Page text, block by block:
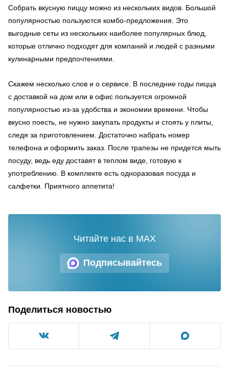
Собрать вкусную пиццу можно из нескольких видов. Большой
популярностью пользуются комбо-предложения. Это
выгодные сеты из нескольких наиболее популярных блюд,
которые отлично подходят для компаний и людей с разными
кулинарными предпочтениями.
Скажем несколько слов и о сервисе. В последние годы пицца
с доставкой на дом или в офис пользуется огромной
популярностью из-за удобства и экономии времени. Чтобы
вкусно поесть, не нужно закупать продукты и стоять у плиты,
следя за приготовлением. Достаточно набрать номер
телефона и оформить заказ. После трапезы не придется мыть
посуду, ведь еду доставят в теплом виде, готовую к
употреблению. В комплекте есть одноразовая посуда и
салфетки. Приятного аппетита!
Подписывайтесь
Читайте нас в MAX
Поделиться новостью